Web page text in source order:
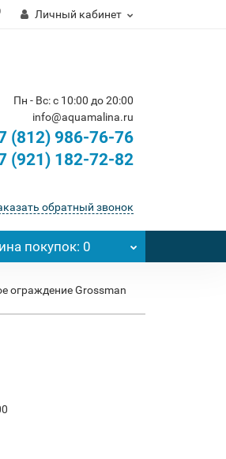
Личный кабинет
Пн - Вс: с 10:00 до 20:00
info@aquamalina.ru
(812) 986-76-76
(921) 182-72-82
обратный звонок
покупок: 0
ограждение Grossman